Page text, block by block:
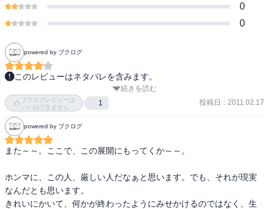
0
0
powered by ブクログ
このレビューはネタバレを含みます。
地区予選、やっと九頭竜の試合に。
あっという間に終わってしまったけど…。意味のある負けにしたい
よね！そしてやっぱりミチロウは緊張しすぎる人だったのね。
まどかと百春の微妙な距離感が青春って感じでいいね！うらやま
し、あの初々しい感じ…。
続きを読む
ブクログレビューは
いいねできません
1 投稿日 : 2011.02.17
powered by ブクログ
また～～。ここで、この展開にもってくか～～。
ホンマに、この人、厳しい人だなぁと思います。でも、それが現実
なんだとも思います。
きれいにかいて、何かが終わったようにみせかけるのではなく、生